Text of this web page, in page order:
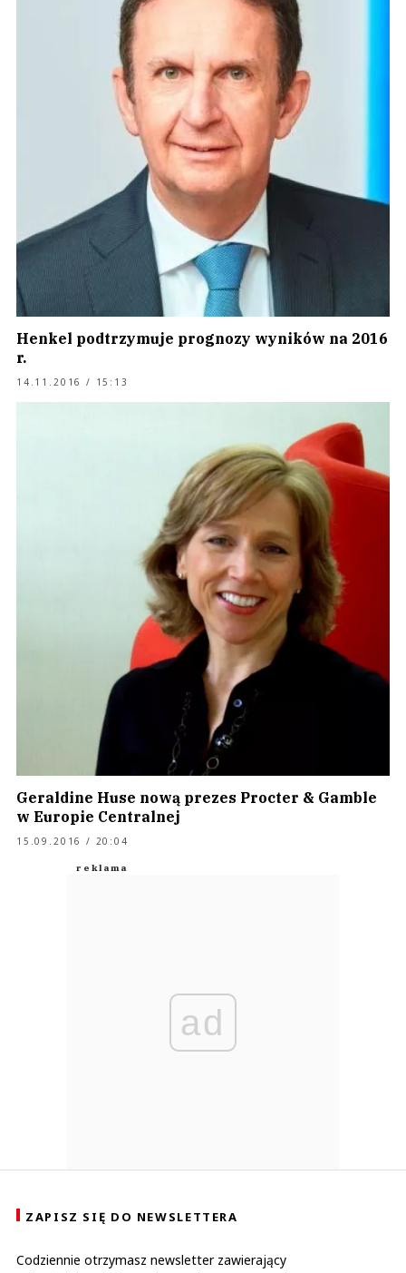
Henkel podtrzymuje prognozy wyników na 2016
r.
14.11.2016 / 15:13
Geraldine Huse nową prezes Procter & Gamble
w Europie Centralnej
15.09.2016 / 20:04
ad
ZAPISZ SIĘ DO NEWSLETTERA
Codziennie otrzymasz newsletter zawierający